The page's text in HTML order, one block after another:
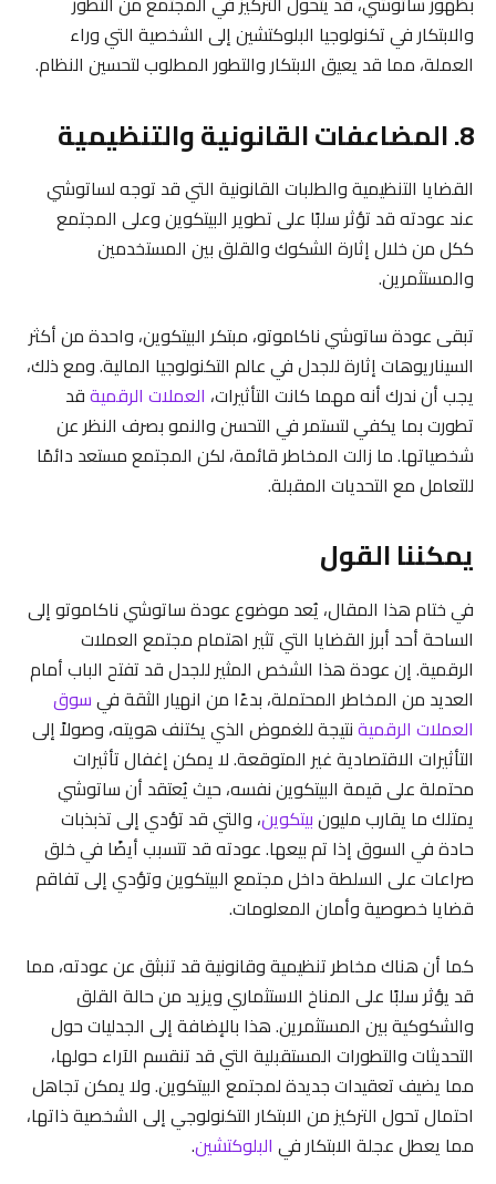
والابتكار في تكنولوجيا البلوكتشين إلى الشخصية التي وراء
العملة، مما قد يعيق الابتكار والتطور المطلوب لتحسين النظام.
8. المضاعفات القانونية والتنظيمية
القضايا التنظيمية والطلبات القانونية التي قد توجه لساتوشي
عند عودته قد تؤثر سلبًا على تطوير البيتكوين وعلى المجتمع
ككل من خلال إثارة الشكوك والقلق بين المستخدمين
والمستثمرين.
تبقى عودة ساتوشي ناكاموتو، مبتكر البيتكوين، واحدة من أكثر
السيناريوهات إثارة للجدل في عالم التكنولوجيا المالية. ومع ذلك،
يجب أن ندرك أنه مهما كانت التأثيرات، العملات الرقميةقد
تطورت بما يكفي لتستمر في التحسن والنمو بصرف النظر عن
شخصياتها. ما زالت المخاطر قائمة، لكن المجتمع مستعد دائمًا
للتعامل مع التحديات المقبلة.
يمكننا القول
في ختام هذا المقال، يُعد موضوع عودة ساتوشي ناكاموتو إلى
الساحة أحد أبرز القضايا التي تثير اهتمام مجتمع العملات
الرقمية. إن عودة هذا الشخص المثير للجدل قد تفتح الباب أمام
العديد من المخاطر المحتملة، بدءًا من انهيار الثقة فيسوق
العملات الرقميةنتيجة للغموض الذي يكتنف هويته، وصولاً إلى
التأثيرات الاقتصادية غير المتوقعة. لا يمكن إغفال تأثيرات
محتملة على قيمة البيتكوين نفسه، حيث يُعتقد أن ساتوشي
يمتلك ما يقارب مليونبيتكوين، والتي قد تؤدي إلى تذبذبات
حادة في السوق إذا تم بيعها. عودته قد تتسبب أيضًا في خلق
صراعات على السلطة داخل مجتمع البيتكوين وتؤدي إلى تفاقم
قضايا خصوصية وأمان المعلومات.
كما أن هناك مخاطر تنظيمية وقانونية قد تنبثق عن عودته، مما
قد يؤثر سلبًا على المناخ الاستثماري ويزيد من حالة القلق
والشكوكية بين المستثمرين. هذا بالإضافة إلى الجدليات حول
التحديثات والتطورات المستقبلية التي قد تنقسم الآراء حولها،
مما يضيف تعقيدات جديدة لمجتمع البيتكوين. ولا يمكن تجاهل
احتمال تحول التركيز من الابتكار التكنولوجي إلى الشخصية ذاتها،
مما يعطل عجلة الابتكار في البلوكتشين.